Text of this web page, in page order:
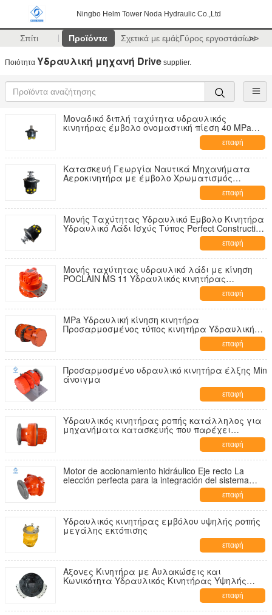
Ningbo Helm Tower Noda Hydraulic Co.,Ltd
Σπίτι Προϊόντα Σχετικά με εμάςΓύρος εργοστασίων
>>
Ποιότητα Υδραυλική μηχανή Drive supplier.
Μοναδικό διπλή ταχύτητα υδραυλικός
κινητήρας έμβολο ονομαστική πίεση 40 MPa
Υδραυλικό λάδι Τύπος ισχύος Υποστήριξη
επαφή
Κατασκευή Γεωργία Ναυτικά Μηχανήματα
Αεροκινητήρα με έμβολο Χρωματισμός
προσαρμοσμένος Υδραυλικός κινητήρας
Κατάλληλος για εφαρμογές βαρέων φορτίων
επαφή
Μονής Ταχύτητας Υδραυλικό Έμβολο Κινητήρα
Υδραυλικό Λάδι Ισχύς Τύπος Perfect Construction
Agriculture Marine Machinery Equipment επαφή
Μονής ταχύτητας υδραυλικό λάδι με κίνηση
POCLAIN MS 11 Υδραυλικός κινητήρας
κατάλληλος για βιομηχανικές εφαρμογές και
επαφή
MPa Υδραυλική κίνηση κινητήρα
Προσαρμοσμένος τύπος κινητήρα Υδραυλική
κίνηση σχεδιασμένη για ακριβή έλεγχο και
επαφή
Προσαρμοσμένο υδραυλικό κινητήρα έλξης Min
άνοιγμα
επαφή
Υδραυλικός κινητήρας ροπής κατάλληλος για
μηχανήματα κατασκευής που παρέχει
μετάδοση ροπής και σταθερή λειτουργία
επαφή
Motor de accionamiento hidráulico Eje recto La
elección perfecta para la integración del sistema
επαφή
Υδραυλικός κινητήρας εμβόλου υψηλής ροπής
μεγάλης εκτόπισης
επαφή
Αξονες Κινητήρα με Αυλακώσεις και
Κωνικότητα Υδραυλικός Κινητήρας Υψηλής
Ροπής για Αντικατάσταση στη ΣΕΙΡΑ Rexroth
επαφή